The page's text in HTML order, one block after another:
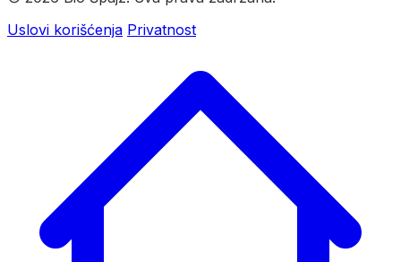
Uslovi korišćenja Privatnost